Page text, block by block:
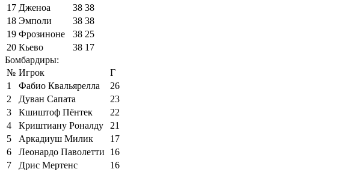
17 Дженоа 38 38
18 Эмполи 38 38
19 Фрозиноне 38 25
20 Кьево 38 17
Бомбардиры:
№ Игрок
Г
1
Фабио Квальярелла
26
2
Дуван Сапата
23
3
Кшиштоф Пёнтек
22
4
Криштиану Роналду
21
5
Аркадиуш Милик
17
6
Леонардо Паволетти
16
7
Дрис Мертенс
16